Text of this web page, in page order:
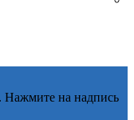
Нажмите на надпись